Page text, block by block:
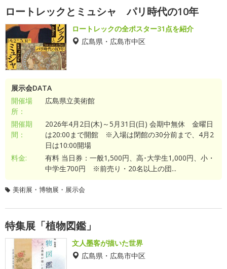
ロートレックとミュシャ パリ時代の10年
ロートレックの全ポスター31点を紹介
広島県・広島市中区
展示会DATA
開催場
所：
広島県立美術館
開催期
間：
2026年4月2日(木)～5月31日(日) 会期中無休 金曜日
は20:00まで開館 ※入場は閉館の30分前まで、4月2
日は10:00開場
料金:
有料 当日券：一般1,500円、高･大学生1,000円、小・
中学生700円 ※前売り・20名以上の団...
美術展・博物展・展示会
特集展「植物図鑑」
文人墨客が描いた世界
広島県・広島市中区